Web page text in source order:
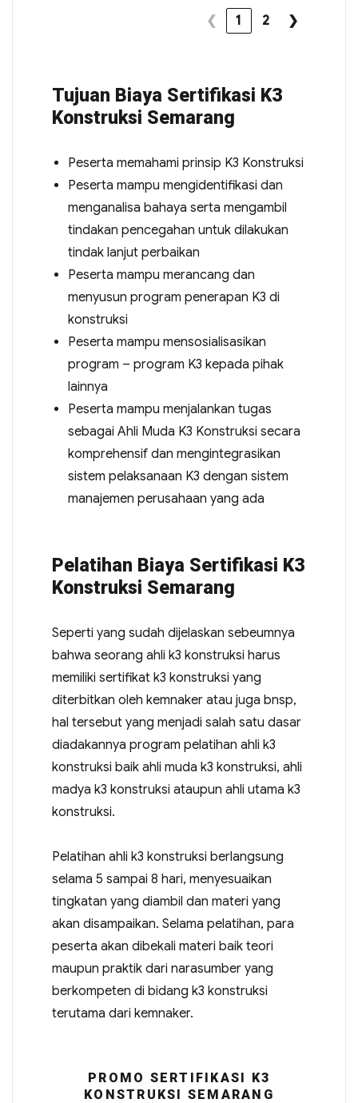
❮ 1 2 ❯
Tujuan Biaya Sertifikasi K3
Konstruksi Semarang
Peserta memahami prinsip K3 Konstruksi
Peserta mampu mengidentifikasi dan
menganalisa bahaya serta mengambil
tindakan pencegahan untuk dilakukan
tindak lanjut perbaikan
Peserta mampu merancang dan
menyusun program penerapan K3 di
konstruksi
Peserta mampu mensosialisasikan
program – program K3 kepada pihak
lainnya
Peserta mampu menjalankan tugas
sebagai Ahli Muda K3 Konstruksi secara
komprehensif dan mengintegrasikan
sistem pelaksanaan K3 dengan sistem
manajemen perusahaan yang ada
Pelatihan Biaya Sertifikasi K3
Konstruksi Semarang
Seperti yang sudah dijelaskan sebeumnya
bahwa seorang ahli k3 konstruksi harus
memiliki sertifikat k3 konstruksi yang
diterbitkan oleh kemnaker atau juga bnsp,
hal tersebut yang menjadi salah satu dasar
diadakannya program pelatihan ahli k3
konstruksi baik ahli muda k3 konstruksi, ahli
madya k3 konstruksi ataupun ahli utama k3
konstruksi.
Pelatihan ahli k3 konstruksi berlangsung
selama 5 sampai 8 hari, menyesuaikan
tingkatan yang diambil dan materi yang
akan disampaikan. Selama pelatihan, para
peserta akan dibekali materi baik teori
maupun praktik dari narasumber yang
berkompeten di bidang k3 konstruksi
terutama dari kemnaker.
PROMO SERTIFIKASI K3
KONSTRUKSI SEMARANG